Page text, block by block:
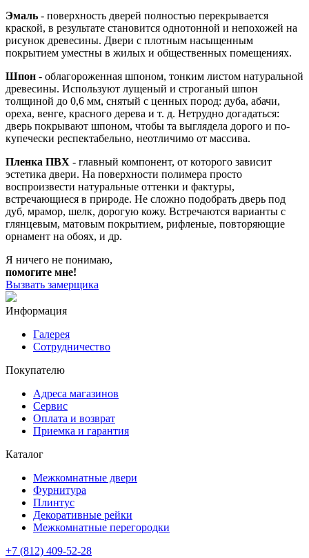
Эмаль - поверхность дверей полностью перекрывается
краской, в результате становится однотонной и непохожей на
рисунок древесины. Двери с плотным насыщенным
покрытием уместны в жилых и общественных помещениях.
Шпон - облагороженная шпоном, тонким листом натуральной
древесины. Используют лущеный и строганый шпон
толщиной до 0,6 мм, снятый с ценных пород: дуба, абачи,
ореха, венге, красного дерева и т. д. Нетрудно догадаться:
дверь покрывают шпоном, чтобы та выглядела дорого и по-
купечески респектабельно, неотличимо от массива.
Пленка ПВХ - главный компонент, от которого зависит
эстетика двери. На поверхности полимера просто
воспроизвести натуральные оттенки и фактуры,
встречающиеся в природе. Не сложно подобрать дверь под
дуб, мрамор, шелк, дорогую кожу. Встречаются варианты с
глянцевым, матовым покрытием, рифленые, повторяющие
орнамент на обоях, и др.
Я ничего не понимаю,
помогите мне!
Вызвать замерщика
Информация
Галерея
Сотрудничество
Покупателю
Адреса магазинов
Сервис
Оплата и возврат
Приемка и гарантия
Каталог
Межкомнатные двери
Фурнитура
Плинтус
Декоративные рейки
Межкомнатные перегородки
+7 (812) 409-52-28